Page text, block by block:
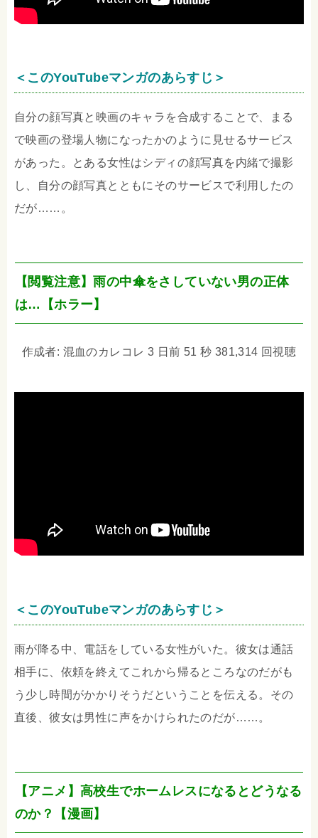
＜このYouTubeマンガのあらすじ＞
自分の顔写真と映画のキャラを合成することで、まる
で映画の登場人物になったかのように見せるサービス
があった。とある女性はシディの顔写真を内緒で撮影
し、自分の顔写真とともにそのサービスで利用したの
だが……。
【閲覧注意】雨の中傘をさしていない男の正体
は…【ホラー】
作成者: 混血のカレコレ 3 日前 51 秒 381,314 回視聴
＜このYouTubeマンガのあらすじ＞
雨が降る中、電話をしている女性がいた。彼女は通話
相手に、依頼を終えてこれから帰るところなのだがも
う少し時間がかかりそうだということを伝える。その
直後、彼女は男性に声をかけられたのだが……。
【アニメ】高校生でホームレスになるとどうなる
のか？【漫画】